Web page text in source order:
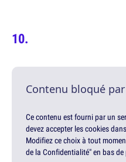
Contenu bloqué
Ce contenu est fourni par un
devez accepter les cookies
Modifiez ce choix à tout
de la Confidentialité" en bas de